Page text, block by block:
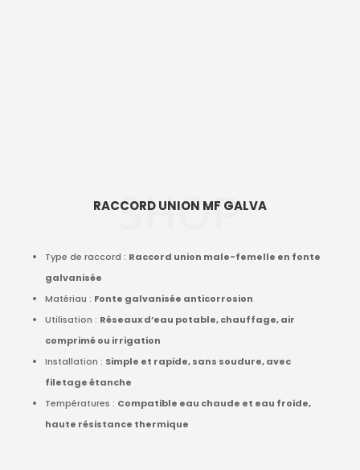
SHOP
RACCORD UNION MF GALVA
Type de raccord : Raccord union male-femelle en fonte
galvanisée
Matériau : Fonte galvanisée anticorrosion
Utilisation : Réseaux d’eau potable, chauffage, air
comprimé ou irrigation
Installation : Simple et rapide, sans soudure, avec
filetage étanche
Températures : Compatible eau chaude et eau froide,
haute résistance thermique